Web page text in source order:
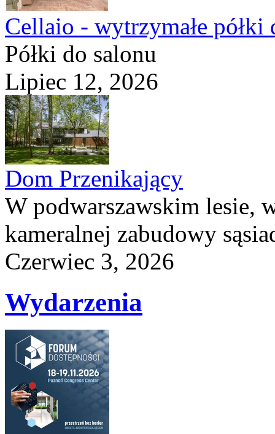
Cellaio - wytrzymałe półki
Półki do salonu
Lipiec 12, 2026
Dom Przenikający
W podwarszawskim lesie,
kameralnej zabudowy
Czerwiec 3, 2026
Wydarzenia